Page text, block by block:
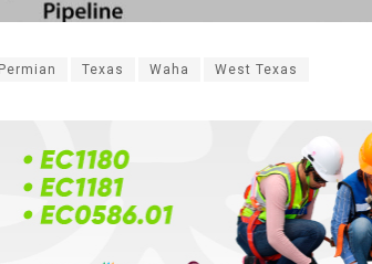
Permian Texas Waha West Texas